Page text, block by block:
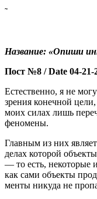
˜
Назва­ние: «Опи­ши
Пост №8 / Date 04-21-
Есте­ствен­но, я не
зре­ния конеч­ной
моих силах лишь
феномены.
Глав­ным из них
де­лах кото­рой
— то есть, неко­то­рые
как сами объ­ек­ты
мен­ты нику­да не